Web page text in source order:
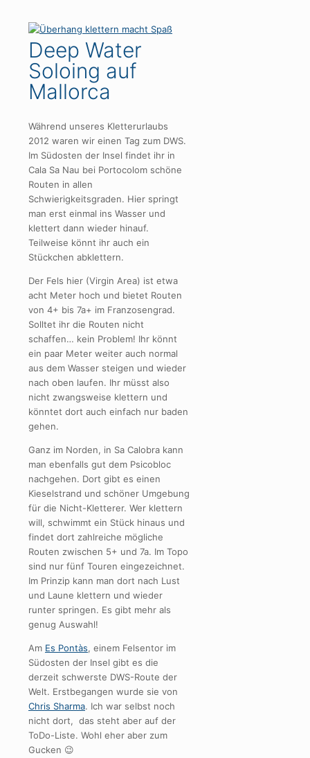
Deep Water
Soloing auf
Mallorca
Während unseres Kletterurlaubs
2012 waren wir einen Tag zum DWS.
Im Südosten der Insel findet ihr in
Cala Sa Nau bei Portocolom schöne
Routen in allen
Schwierigkeitsgraden. Hier springt
man erst einmal ins Wasser und
klettert dann wieder hinauf.
Teilweise könnt ihr auch ein
Stückchen abklettern.
Der Fels hier (Virgin Area) ist etwa
acht Meter hoch und bietet Routen
von 4+ bis 7a+ im Franzosengrad.
Solltet ihr die Routen nicht
schaffen… kein Problem! Ihr könnt
ein paar Meter weiter auch normal
aus dem Wasser steigen und wieder
nach oben laufen. Ihr müsst also
nicht zwangsweise klettern und
könntet dort auch einfach nur baden
gehen.
Ganz im Norden, in Sa Calobra kann
man ebenfalls gut dem Psicobloc
nachgehen. Dort gibt es einen
Kieselstrand und schöner Umgebung
für die Nicht-Kletterer. Wer klettern
will, schwimmt ein Stück hinaus und
findet dort zahlreiche mögliche
Routen zwischen 5+ und 7a. Im Topo
sind nur fünf Touren eingezeichnet.
Im Prinzip kann man dort nach Lust
und Laune klettern und wieder
runter springen. Es gibt mehr als
genug Auswahl!
Am Es Pontàs, einem Felsentor im
Südosten der Insel gibt es die
derzeit schwerste DWS-Route der
Welt. Erstbegangen wurde sie von
Chris Sharma. Ich war selbst noch
nicht dort, das steht aber auf der
ToDo-Liste. Wohl eher aber zum
Gucken 😉